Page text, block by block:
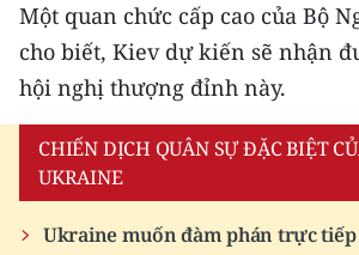
Media Pháp luật
Media Du lịch
Media Thế giới
Media Thể thao
Media Giáo dục
Một quan chức cấp cao của Bộ
cho biết, Kiev dự kiến ​​sẽ nhận
hội nghị thượng đỉnh này.
CHIẾN DỊCH QUÂN SỰ ĐẶC BIỆT
UKRAINE
Ukraine muốn đàm phán trực tiếp